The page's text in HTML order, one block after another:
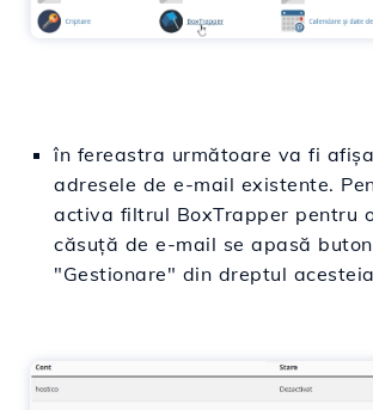
în fereastra următoare va fi
adresele de e-mail existente.
activa filtrul BoxTrapper pentru
căsuță de e-mail se apasă
"Gestionare" din dreptul acesteia